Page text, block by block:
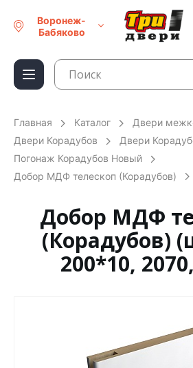
Воронеж-
Бабяково
Главная Каталог
Двери
Двери Корадубов
Двери
Погонаж Корадубов Новый
Добор МДФ телескоп (Корадубов)
Добор МДФ
(Корадубов)
200*10,